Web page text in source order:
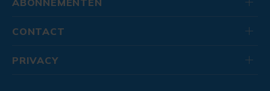
CONTACT
PRIVACY